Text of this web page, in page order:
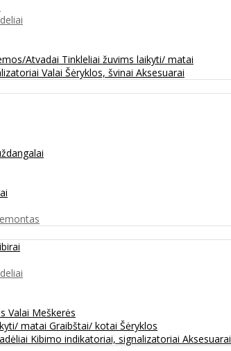
Atvadai Tinkleliai žuvims laikyti/ matai
Valai Šėryklos, švinai Aksesuarai
Valai Meškerės
matai Graibštai/ kotai Šėryklos
Kibimo indikatoriai, signalizatoriai Aksesuarai